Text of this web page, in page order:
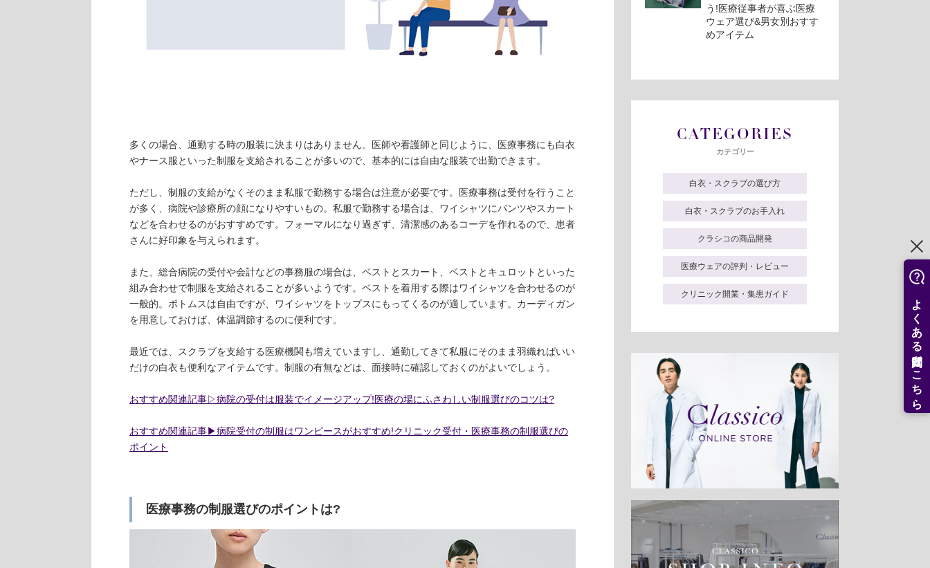
よくある質問はこちら
多くの場合、通勤する時の服装に決まりはありません。医師や看護師と同じように、医療事務にも白衣
やナース服といった制服を支給されることが多いので、基本的には自由な服装で出勤できます。
ただし、制服の支給がなくそのまま私服で勤務する場合は注意が必要です。医療事務は受付を行うこと
が多く、病院や診療所の顔になりやすいもの。私服で勤務する場合は、ワイシャツにパンツやスカート
などを合わせるのがおすすめです。フォーマルになり過ぎず、清潔感のあるコーデを作れるので、患者
さんに好印象を与えられます。
また、総合病院の受付や会計などの事務服の場合は、ベストとスカート、ベストとキュロットといった
組み合わせで制服を支給されることが多いようです。ベストを着用する際はワイシャツを合わせるのが
一般的。ボトムスは自由ですが、ワイシャツをトップスにもってくるのが適しています。カーディガン
を用意しておけば、体温調節するのに便利です。
最近では、スクラブを支給する医療機関も増えていますし、通勤してきて私服にそのまま羽織ればいい
だけの白衣も便利なアイテムです。制服の有無などは、面接時に確認しておくのがよいでしょう。
おすすめ関連記事▷病院の受付は服装でイメージアップ!医療の場にふさわしい制服選びのコツは?
おすすめ関連記事▶︎病院受付の制服はワンピースがおすすめ!クリニック受付・医療事務の制服選びの
ポイント
医療事務の制服選びのポイントは?
う!医療従事者が喜ぶ医療
ウェア選び&男女別おすす
めアイテム
CATEGORIES
カテゴリー
白衣・スクラブの選び方
白衣・スクラブのお手入れ
クラシコの商品開発
医療ウェアの評判・レビュー
クリニック開業・集患ガイド